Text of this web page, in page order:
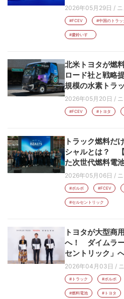
2026年05月29日 /
#FCEV #中国のトラッ
#慶鈴いすゞ
北米トヨタが燃
ロード社と戦略
規模の水素トラ
2026年05月20日 /
#FCEV #トヨタ
トラック燃料だ
シャルとは？
た次世代燃料電
2026年05月06日 /
#ボルボ #FCEV
#セルセントリック
トヨタが大型商
へ！ ダイムラ
セントリック」
2026年04月03日 /
#トラック #ボルボ
#燃料電池 #トヨタ